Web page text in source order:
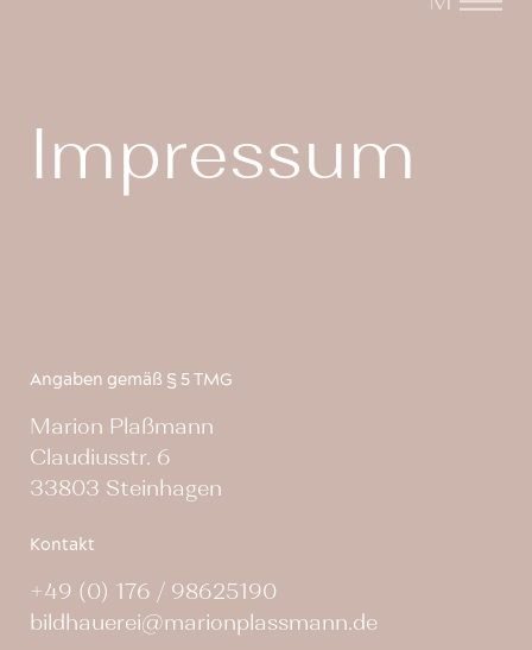
Impressum
Angaben gemäß § 5 TMG
Marion Plaßmann
Claudiusstr. 6
33803 Steinhagen
Kontakt
+49 (0) 176 / 98625190
bildhauerei@marionplassmann.de